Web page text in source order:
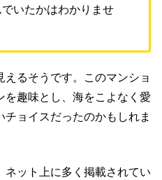
いたかはわかりませ
るそうです。このマンショ
を趣味とし、海をこよなく愛
ョイスだったのかもしれま
ネット上に多く掲載されてい